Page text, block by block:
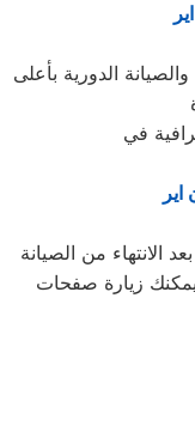
الدورية بأعلى
في
زيارة صفحات